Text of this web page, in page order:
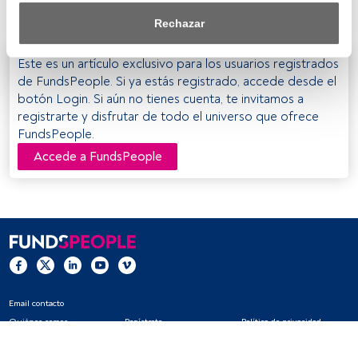
saber más, consulta nuestra política de privacidad.
datos para proporcionar:
Utilizar datos de localización geográfica precisa. Analizar
activamente las características del dispositivo para su
identificación. Almacenar la información en un dispositivo
y/o acceder a ella.
Lista de asociados (proveedores)
Rechazar
Andorra
Este es un artículo exclusivo para los usuarios registrados
de FundsPeople. Si ya estás registrado, accede desde el
botón Login. Si aún no tienes cuenta, te invitamos a
registrarte y disfrutar de todo el universo que ofrece
FundsPeople.
Accede a FundsPeople
Email contacto
Quiénes somos
Regístrate
Política de privacidad